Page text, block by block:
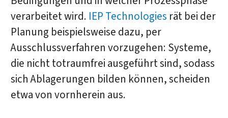
verarbeitet wird. IEP Technologies rät bei der
Planung beispielsweise dazu, per
Ausschlussverfahren vorzugehen: Systeme,
die nicht totraumfrei ausgeführt sind, sodass
sich Ablagerungen bilden können, scheiden
etwa von vornherein aus.